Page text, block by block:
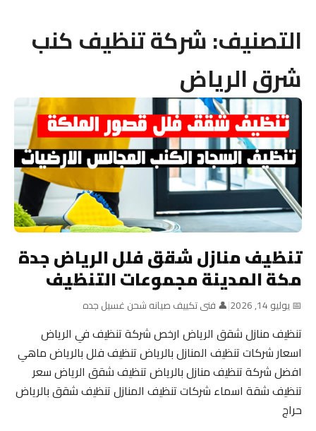
التصنيف:شركة تنظيف كنب
شرق الرياض
تنظيف منازل شقق فلل الرياض جدة
مكة المدينة مجموعات التنظيف
📅 يوليو 14, 2026 |👤 فنى تكييف صيانه شحن غسيل جده
تنظيف منازل شقق الرياض ارخص شركة تنظيف في الرياض
اسعار شركات تنظيف المنازل بالرياض تنظيف فلل بالرياض ماهي
افضل شركة تنظيف منازل بالرياض تنظيف شقق الرياض سعر
تنظيف شقة اسماء شركات تنظيف المنازل تنظيف شقق بالرياض
حراج